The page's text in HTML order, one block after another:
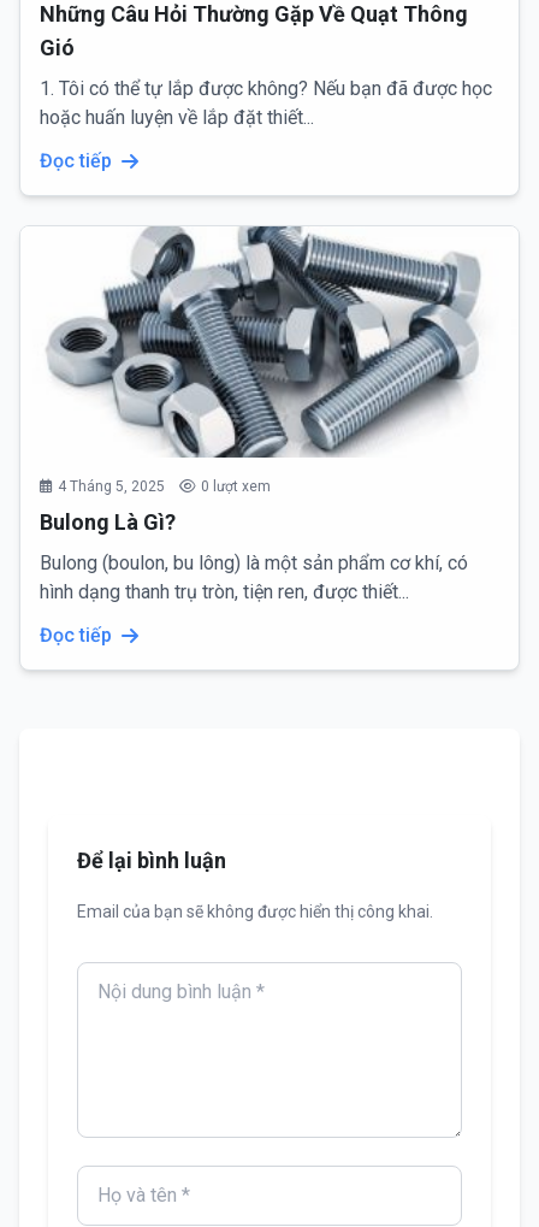
Những Câu Hỏi Thường Gặp Về Quạt Thông
Gió
1. Tôi có thể tự lắp được không? Nếu bạn đã được học
hoặc huấn luyện về lắp đặt thiết...
Đọc tiếp
4 Tháng 5, 2025 0 lượt xem
Bulong Là Gì?
Bulong (boulon, bu lông) là một sản phẩm cơ khí, có
hình dạng thanh trụ tròn, tiện ren, được thiết...
Đọc tiếp
Để lại bình luận
Email của bạn sẽ không được hiển thị công khai.